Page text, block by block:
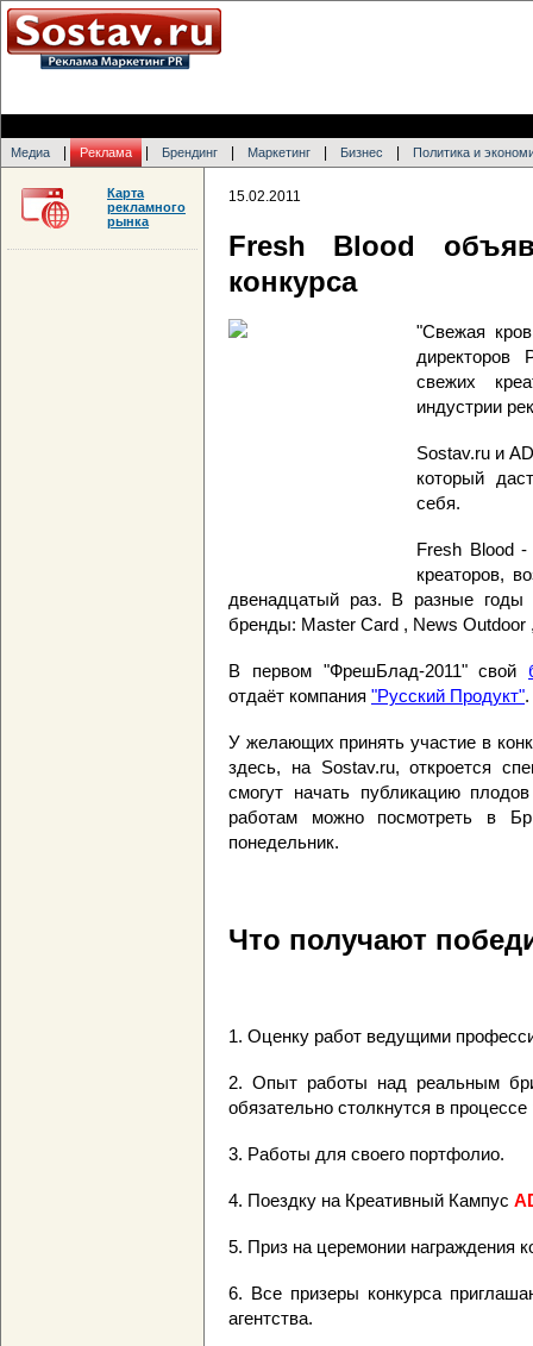
Медиа Реклама Брендинг Маркетинг Бизнес Политика и
15.02.2011
Fresh Blood
конкурса
"Свежая
свежих
индустрии
Sostav.ru и
который
себя.
Fresh Blood
креаторов,
двенадцатый раз. В разные годы
бренды: Master Card , News
В первом "ФрешБлад-2011" свой
отдаёт компания "Русский Продукт".
У желающих принять участие в
здесь, на Sostav.ru, откроется
смогут начать публикацию
работам можно посмотреть в
понедельник.
Что получают
1. Оценку работ ведущими
2. Опыт работы над реальным
обязательно столкнутся в
3. Работы для своего портфолио.
4. Поездку на Креативный Кампус
5. Приз на церемонии награждения
6. Все призеры конкурса
агентства.
Карта
рекламного
рынка